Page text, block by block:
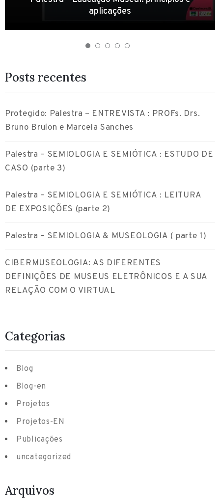
aplicações
Posts recentes
Protegido: Palestra – ENTREVISTA : PROFs. Drs.
Bruno Brulon e Marcela Sanches
Palestra – SEMIOLOGIA E SEMIÓTICA : ESTUDO DE
CASO (parte 3)
Palestra – SEMIOLOGIA E SEMIÓTICA : LEITURA
DE EXPOSIÇÕES (parte 2)
Palestra – SEMIOLOGIA & MUSEOLOGIA ( parte 1)
CIBERMUSEOLOGIA: AS DIFERENTES
DEFINIÇÕES DE MUSEUS ELETRÔNICOS E A SUA
RELAÇÃO COM O VIRTUAL
Categorias
Blog
Blog-en
Projetos
Projetos-EN
Publicações
uncategorized
Arquivos